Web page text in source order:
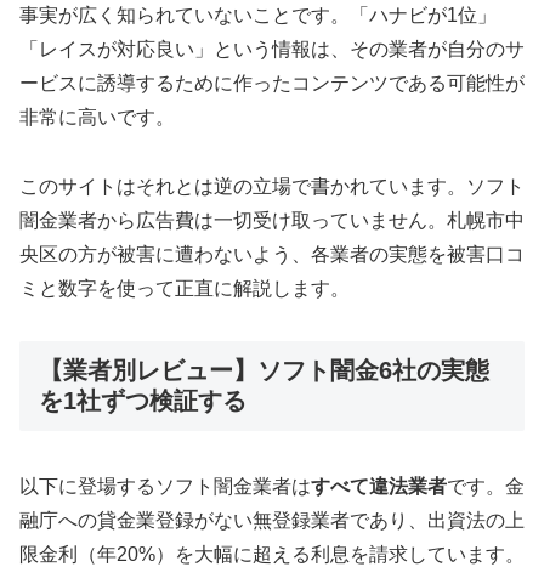
事実が広く知られていないことです。「ハナビが1位」
「レイスが対応良い」という情報は、その業者が自分のサ
ービスに誘導するために作ったコンテンツである可能性が
非常に高いです。
このサイトはそれとは逆の立場で書かれています。ソフト
闇金業者から広告費は一切受け取っていません。札幌市中
央区の方が被害に遭わないよう、各業者の実態を被害口コ
ミと数字を使って正直に解説します。
【業者別レビュー】ソフト闇金6社の実態
を1社ずつ検証する
以下に登場するソフト闇金業者はすべて違法業者です。金
融庁への貸金業登録がない無登録業者であり、出資法の上
限金利（年20%）を大幅に超える利息を請求しています。